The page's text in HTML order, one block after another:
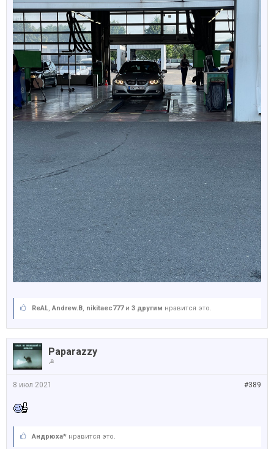
ReAL,Andrew.B, nikitaec777и 3 другим нравится это.
Paparazzy
☭
#389
8 июл 2021
Андрюха* нравится это.